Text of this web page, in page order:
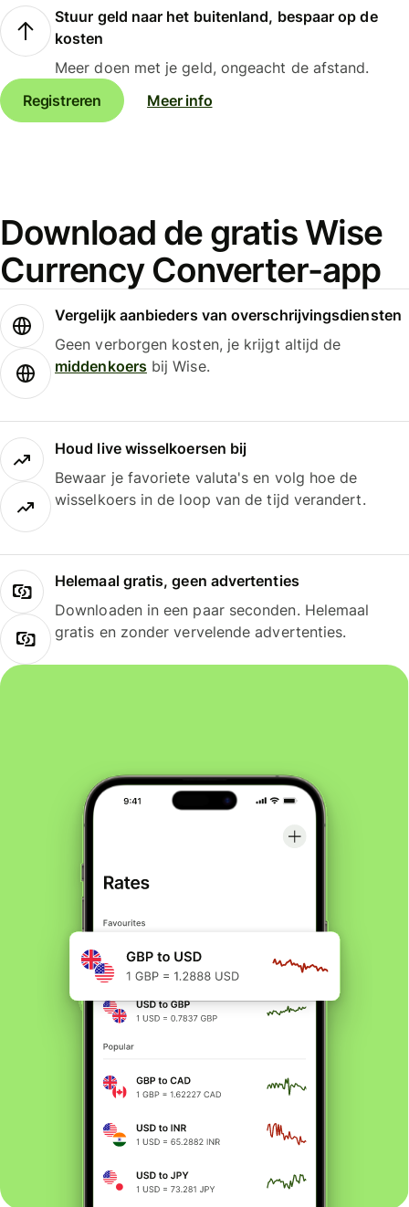
Stuur geld naar het buitenland, bespaar op de
kosten
Meer doen met je geld, ongeacht de afstand.
Registreren
Meer info
Download de gratis Wise
Currency Converter-app
Vergelijk aanbieders van overschrijvingsdiensten
Geen verborgen kosten, je krijgt altijd de
middenkoersbij Wise.
Houd live wisselkoersen bij
Bewaar je favoriete valuta's en volg hoe de
wisselkoers in de loop van de tijd verandert.
Helemaal gratis, geen advertenties
Downloaden in een paar seconden. Helemaal
gratis en zonder vervelende advertenties.